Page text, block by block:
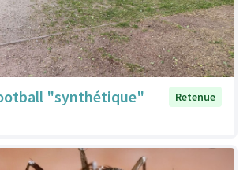
"synthétique"
Retenue